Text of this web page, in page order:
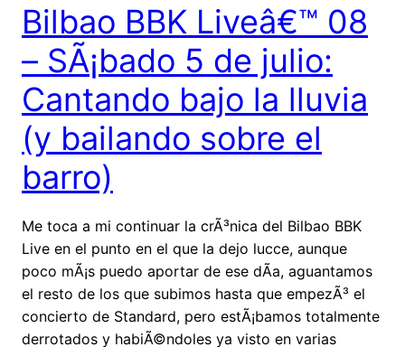
Bilbao BBK Liveâ€™ 08
– SÃ¡bado 5 de julio:
Cantando bajo la lluvia
(y bailando sobre el
barro)
Me toca a mi continuar la crÃ³nica del Bilbao BBK
Live en el punto en el que la dejo lucce, aunque
poco mÃ¡s puedo aportar de ese dÃ­a, aguantamos
el resto de los que subimos hasta que empezÃ³ el
concierto de Standard, pero estÃ¡bamos totalmente
derrotados y habiÃ©ndoles ya visto en varias